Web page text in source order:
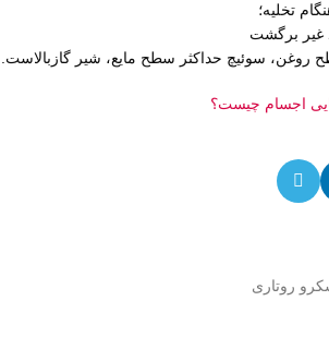
تخلیه؛
غیر برگشت
روغن، سوئیچ حداکثر سطح مایع، شیر
اجسام چیست؟
روتاری